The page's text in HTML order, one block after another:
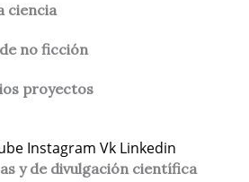
ciencia
no ficción
proyectos
Instagram Vk Linkedin
y de divulgación científica​